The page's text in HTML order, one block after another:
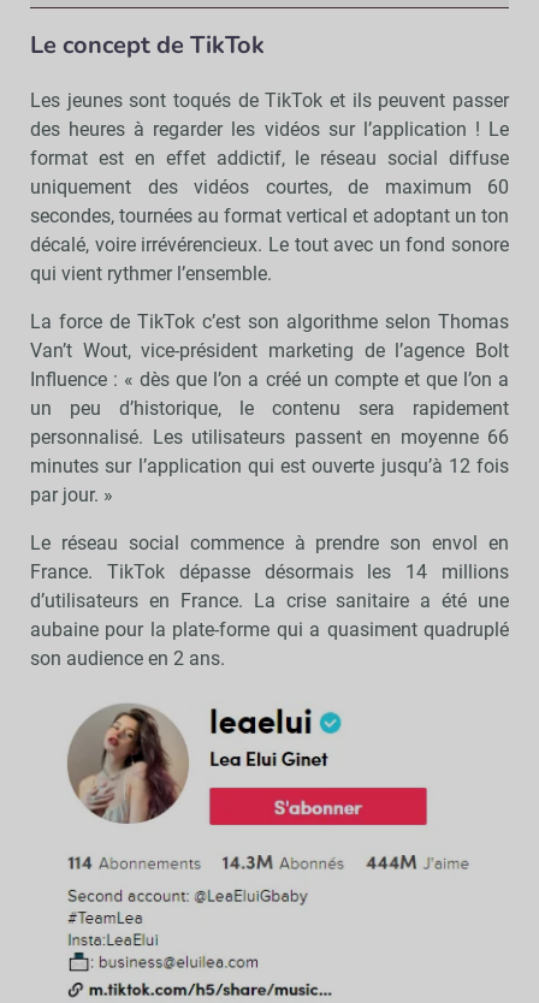
Le concept de TikTok
Les jeunes sont toqués de TikTok et ils peuvent passer
des heures à regarder les vidéos sur l’application ! Le
format est en effet addictif, le réseau social diffuse
uniquement des vidéos courtes, de maximum 60
secondes, tournées au format vertical et adoptant un ton
décalé, voire irrévérencieux. Le tout avec un fond sonore
qui vient rythmer l’ensemble.
La force de TikTok c’est son algorithme selon Thomas
Van’t Wout, vice-président marketing de l’agence Bolt
Influence : « dès que l’on a créé un compte et que l’on a
un peu d’historique, le contenu sera rapidement
personnalisé. Les utilisateurs passent en moyenne 66
minutes sur l’application qui est ouverte jusqu’à 12 fois
par jour. »
Le réseau social commence à prendre son envol en
France. TikTok dépasse désormais les 14 millions
d’utilisateurs en France. La crise sanitaire a été une
aubaine pour la plate-forme qui a quasiment quadruplé
son audience en 2 ans.